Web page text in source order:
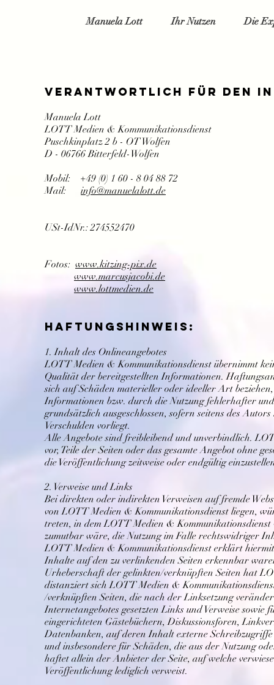
Manuela Lott Ihr Nutzen Die
Verantwortlich für den
Manuela Lott
LOTT Medien & Kommunikationsdienst
Puschkinplatz 2 b - OT Wolfen
D - 06766 Bitterfeld-Wolfen
Mobil: +49 (0) 1 60 - 8 04 88 72
Mail: info@manuelalott.de
USt-IdNr.: 274552470
Fotos: www.kitzing-pix.de
www.marcusjacobi.de
www.lottmedien.de
Haftungshinweis:
1. Inhalt des Onlineangebotes
LOTT Medien & Kommunikationsdienst übernimmt
Qualität der bereitgestellten Informationen.
sich auf Schäden materieller oder ideeller Art
Informationen bzw. durch die Nutzung fehlerhafter
grundsätzlich ausgeschlossen, sofern seitens des
Verschulden vorliegt.
Alle Angebote sind freibleibend und unverbindlich.
vor, Teile der Seiten oder das gesamte Angebot ohne
die Veröffentlichung zeitweise oder endgültig
2. Verweise und Links
Bei direkten oder indirekten Verweisen auf fremde
von LOTT Medien & Kommunikationsdienst liegen,
treten, in dem LOTT Medien &
zumutbar wäre, die Nutzung im Falle rechtswidriger
LOTT Medien & Kommunikationsdienst erklärt
Inhalte auf den zu verlinkenden Seiten erkennbar
Urheberschaft der gelinkten/verknüpften Seiten hat
distanziert sich LOTT Medien &
/verknüpften Seiten, die nach der Linksetzung
Internetangebotes gesetzten Links und Verweise
eingerichteten Gästebüchern, Diskussionsforen,
Datenbanken, auf deren Inhalt externe
und insbesondere für Schäden, die aus der Nutzung
haftet allein der Anbieter der Seite, auf welche
Veröffentlichung lediglich verweist.